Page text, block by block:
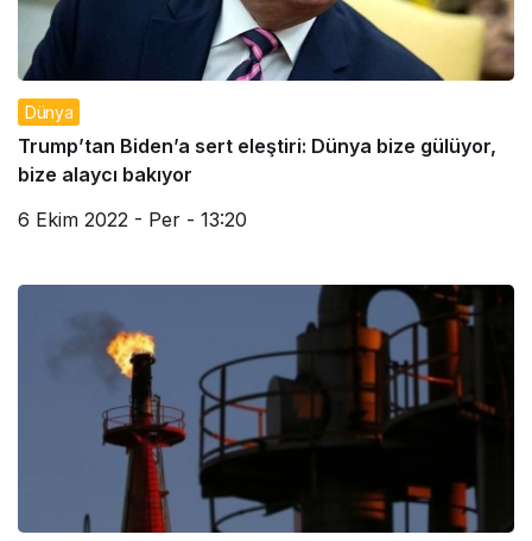
Dünya
Trump’tan Biden’a sert eleştiri: Dünya bize gülüyor,
bize alaycı bakıyor
6 Ekim 2022 - Per - 13:20